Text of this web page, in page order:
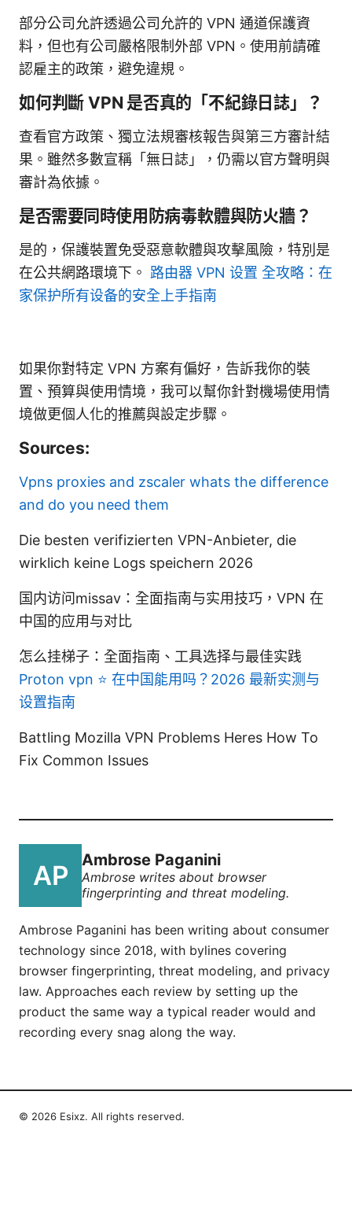
部分公司允許透過公司允許的 VPN 通道保護資
料，但也有公司嚴格限制外部 VPN。使用前請確
認雇主的政策，避免違規。
如何判斷 VPN 是否真的「不紀錄日誌」？
查看官方政策、獨立法規審核報告與第三方審計結
果。雖然多數宣稱「無日誌」，仍需以官方聲明與
審計為依據。
是否需要同時使用防病毒軟體與防火牆？
是的，保護裝置免受惡意軟體與攻擊風險，特別是
在公共網路環境下。 路由器 VPN 设置 全攻略：在
家保护所有设备的安全上手指南
如果你對特定 VPN 方案有偏好，告訴我你的裝
置、預算與使用情境，我可以幫你針對機場使用情
境做更個人化的推薦與設定步驟。
Sources:
Vpns proxies and zscaler whats the difference
and do you need them
Die besten verifizierten VPN-Anbieter, die
wirklich keine Logs speichern 2026
国内访问missav：全面指南与实用技巧，VPN 在
中国的应用与对比
怎么挂梯子：全面指南、工具选择与最佳实践
Proton vpn ⭐ 在中国能用吗？2026 最新实测与
设置指南
Battling Mozilla VPN Problems Heres How To
Fix Common Issues
Ambrose Paganini
Ambrose writes about browser
fingerprinting and threat modeling.
Ambrose Paganini has been writing about consumer
technology since 2018, with bylines covering
browser fingerprinting, threat modeling, and privacy
law. Approaches each review by setting up the
product the same way a typical reader would and
recording every snag along the way.
© 2026 Esixz. All rights reserved.